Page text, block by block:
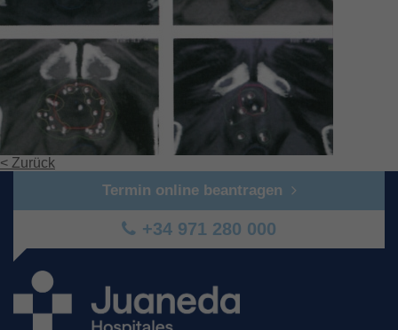
< Zurück
Termin online beantragen
+34 971 280 000